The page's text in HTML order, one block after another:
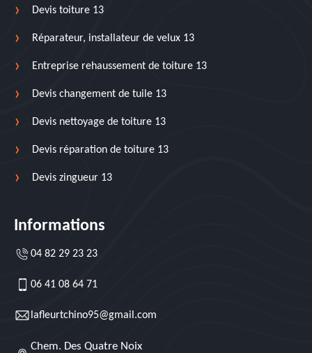
Devis toiture 13
Réparateur, installateur de velux 13
Entreprise rehaussement de toiture 13
Devis changement de tuile 13
Devis nettoyage de toiture 13
Devis réparation de toiture 13
Devis zingueur 13
Informations
04 82 29 23 23
06 41 08 64 71
lafleurtchino95@gmail.com
Chem. Des Quatre Noix